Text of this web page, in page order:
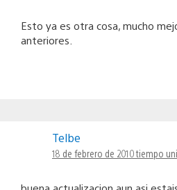
Esto ya es otra cosa, mucho
anteriores.
Telbe
18 de febrero de 2010 tiempo